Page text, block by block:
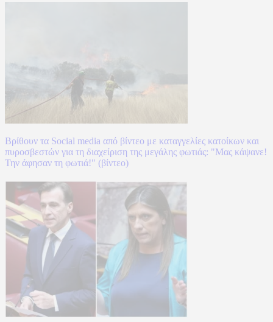
Βρίθουν τα Social media από βίντεο με καταγγελίες κατοίκων και
πυροσβεστών για τη διαχείριση της μεγάλης φωτιάς: "Μας κάψανε!
Την άφησαν τη φωτιά!" (βίντεο)